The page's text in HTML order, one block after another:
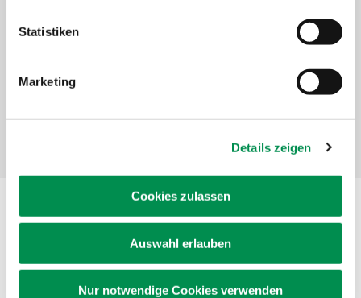
Statistiken
Marketing
Details zeigen
Cookies zulassen
Auswahl erlauben
Nur notwendige Cookies verwenden
Einkommensalternation/Frauen im Agrarbereich,
Lehranstalt für Forstwirtschaft